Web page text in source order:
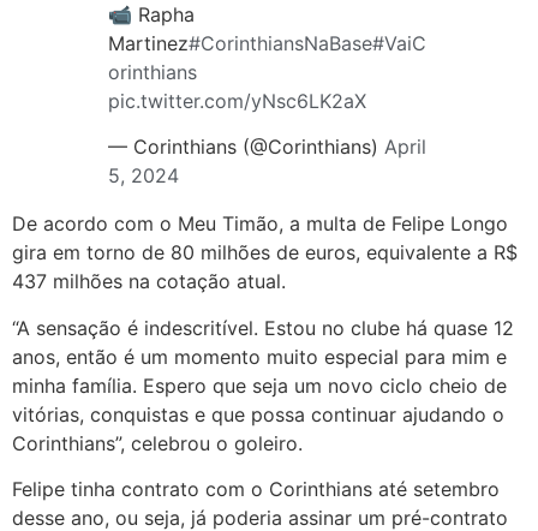
📹 Rapha
Martinez#CorinthiansNaBase#VaiC
orinthians
pic.twitter.com/yNsc6LK2aX
— Corinthians (@Corinthians) April
5, 2024
De acordo com o Meu Timão, a multa de Felipe Longo
gira em torno de 80 milhões de euros, equivalente a R$
437 milhões na cotação atual.
“A sensação é indescritível. Estou no clube há quase 12
anos, então é um momento muito especial para mim e
minha família. Espero que seja um novo ciclo cheio de
vitórias, conquistas e que possa continuar ajudando o
Corinthians”, celebrou o goleiro.
Felipe tinha contrato com o Corinthians até setembro
desse ano, ou seja, já poderia assinar um pré-contrato